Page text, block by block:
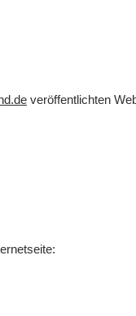
veröffentlichten